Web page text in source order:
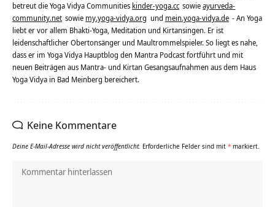
betreut die Yoga Vidya Communities kinder-yoga.cc sowieayurveda-
community.net sowie my.yoga-vidya.org und mein.yoga-vidya.de - An Yoga
liebt er vor allem Bhakti-Yoga, Meditation und Kirtansingen. Er ist
leidenschaftlicher Obertonsänger und Maultrommelspieler. So liegt es nahe,
dass er im Yoga Vidya Hauptblog den Mantra Podcast fortführt und mit
neuen Beiträgen aus Mantra- und Kirtan Gesangsaufnahmen aus dem Haus
Yoga Vidya in Bad Meinberg bereichert.
Keine Kommentare
Deine E-Mail-Adresse wird nicht veröffentlicht. Erforderliche Felder sind mit * markiert.